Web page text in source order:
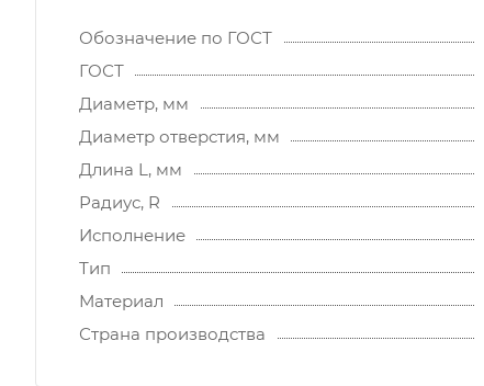
Обозначение по ГОСТ
ГОСТ
Диаметр, мм
Диаметр отверстия, мм
Длина L, мм
Радиус, R
Исполнение
Тип
Материал
Страна производства